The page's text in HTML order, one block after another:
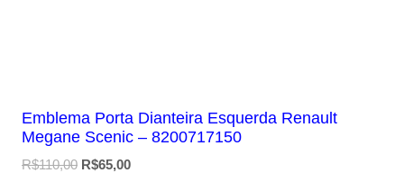
Emblema Porta Dianteira Esquerda Renault
Megane Scenic – 8200717150
R$110,00 O
R$65,00O